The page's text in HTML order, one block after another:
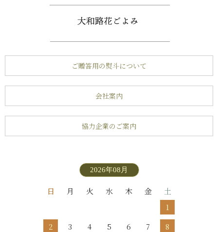
ご贈答用の熨斗について
会社案内
協力企業のご案内
2026年08月
日 月 火 水 木 金
土
1
2
3 4 5 6 7
8